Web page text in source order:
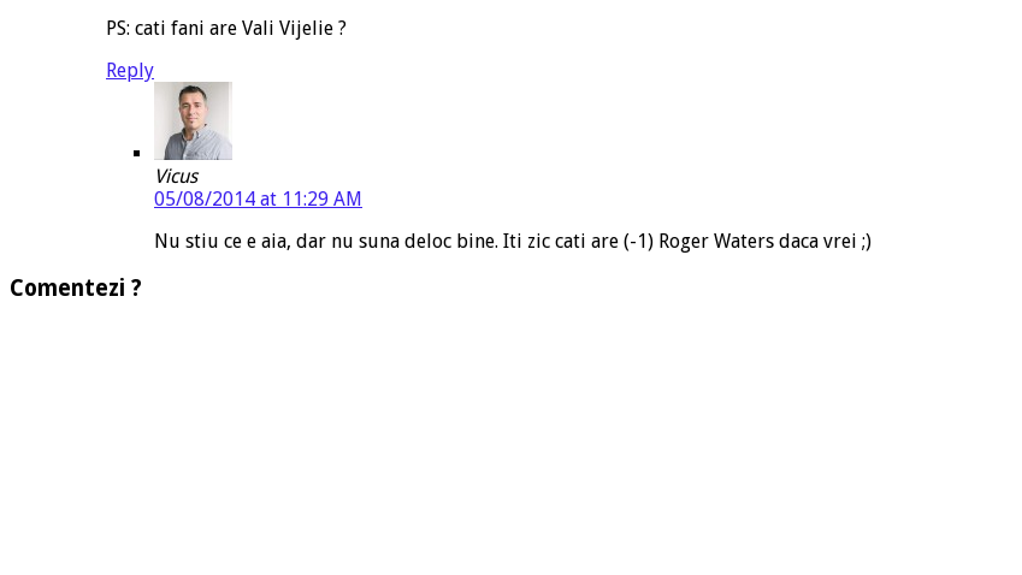
PS: cati fani are Vali Vijelie ?
Reply
Vicus
05/08/2014 at 11:29 AM
Nu stiu ce e aia, dar nu suna deloc bine. Iti zic cati are (-1) Roger Waters daca vrei ;)
Comentezi ?